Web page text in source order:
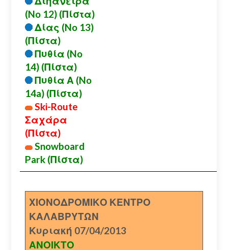
(No 12) (Πίστα)
Δίας (No 13)
(Πίστα)
Πυθία (No
14) (Πίστα)
Πυθία Α (No
14a) (Πίστα)
Ski-Route
Σαχάρα
(Πίστα)
Snowboard
Park (Πίστα)
ΧΙΟΝΟΔΡΟΜΙΚΟ ΚΕΝΤΡΟ
ΚΑΛΑΒΡΥΤΩΝ
Κυριακή 07/04/2013
ΑΝΟΙΚΤΟ